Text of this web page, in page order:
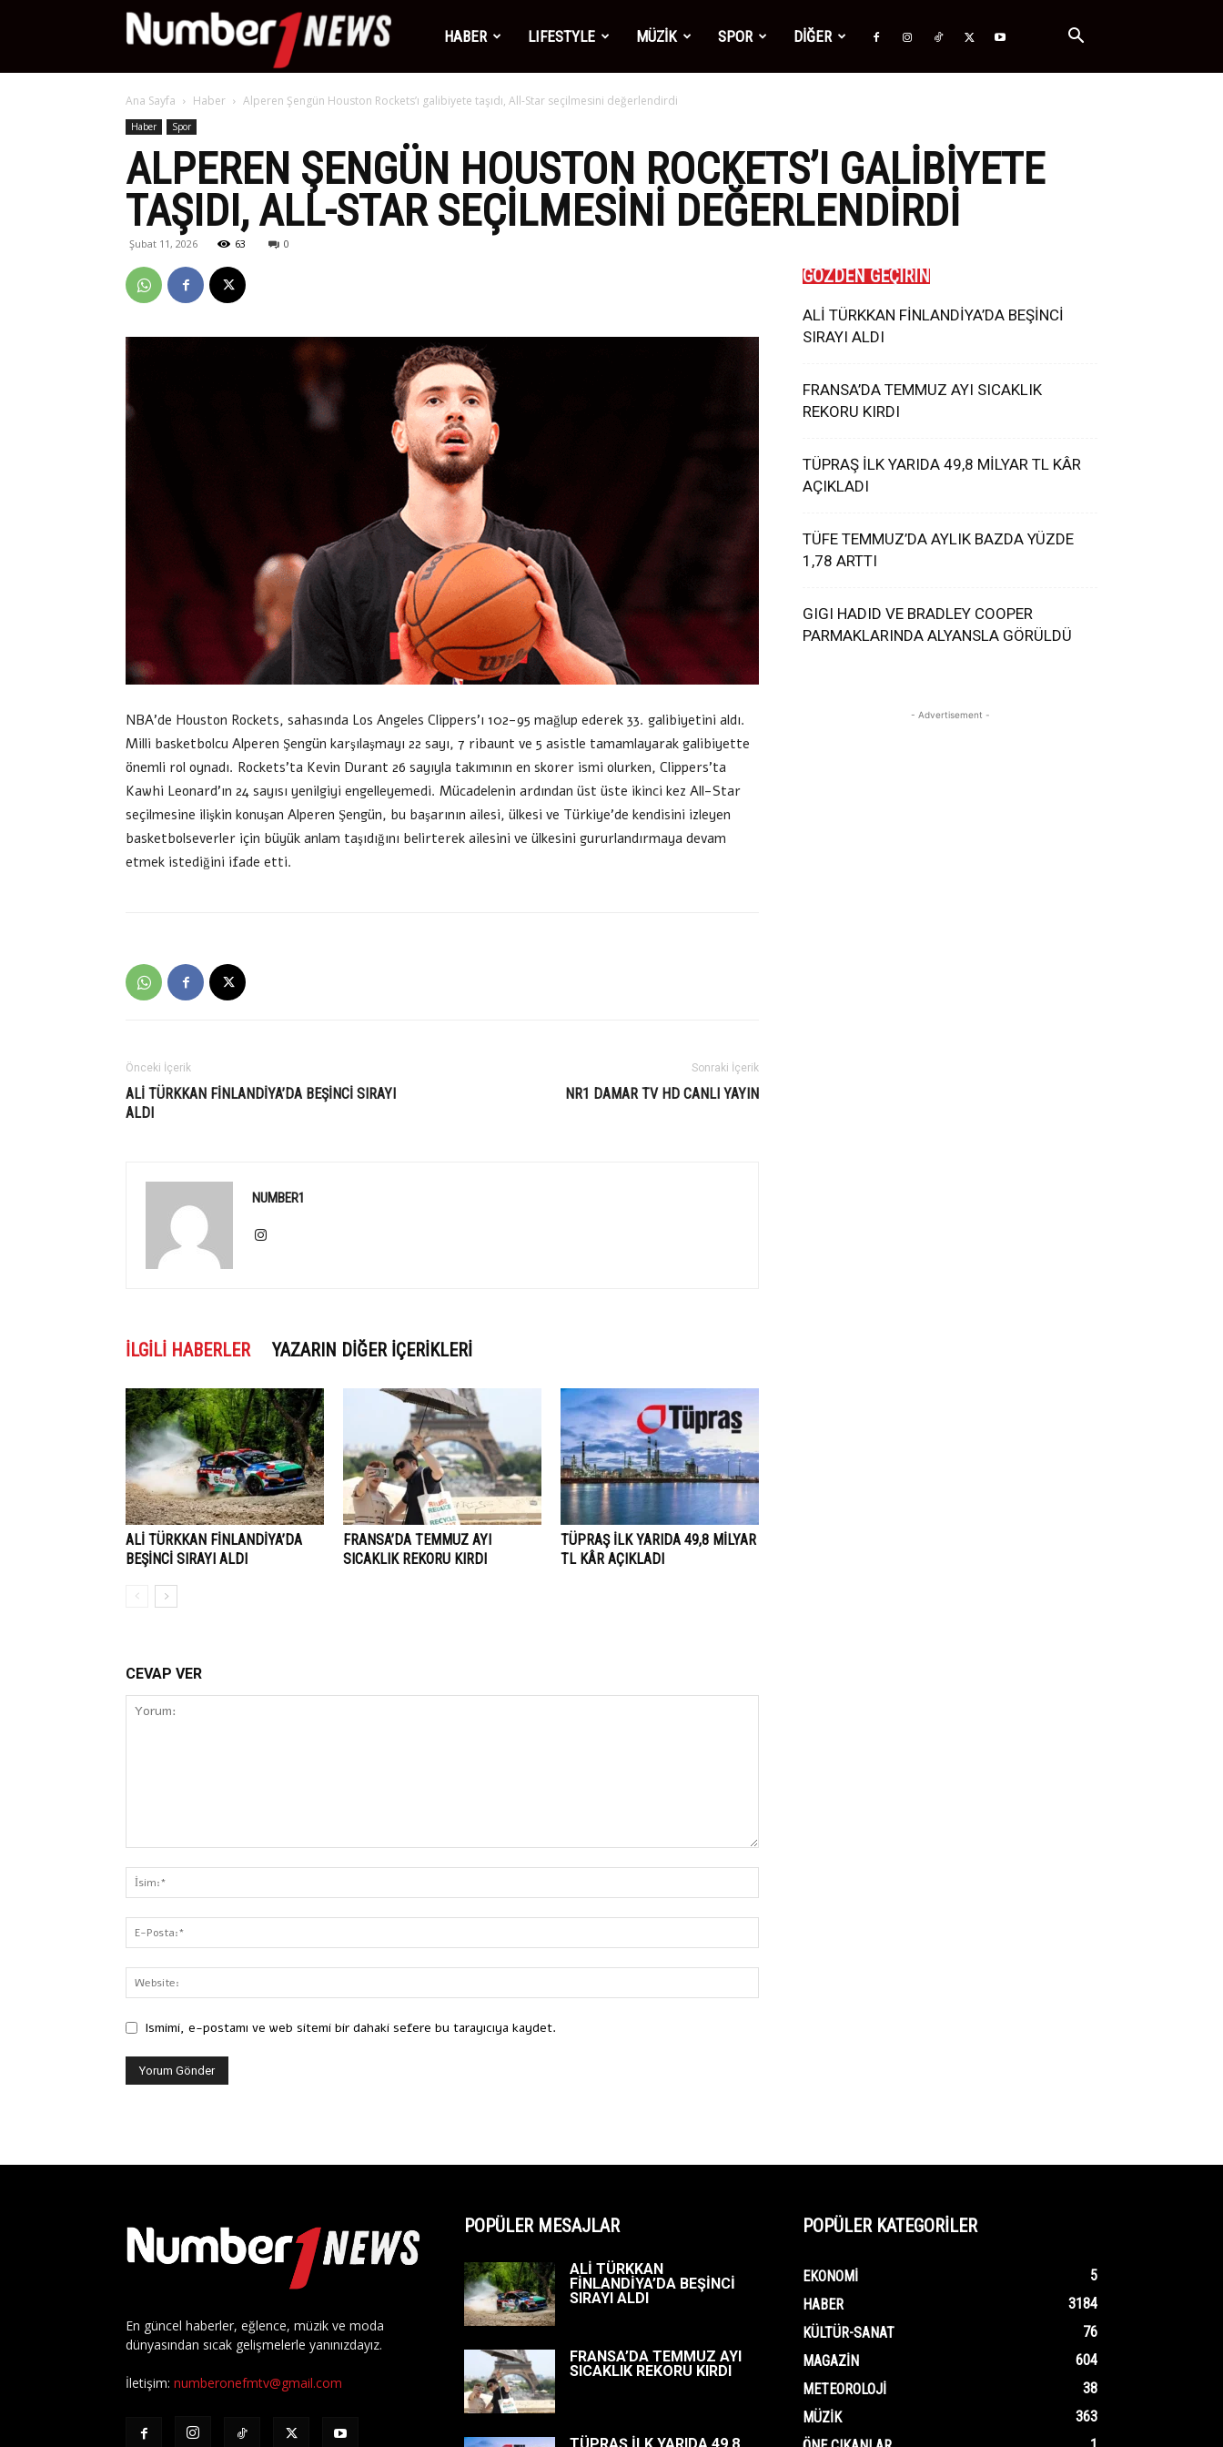
Number1
News
HABER LIFESTYLE MÜZİK SPOR DİĞER
Ana Sayfa Haber Alperen Şengün Houston Rockets’ı galibiyete taşıdı, All-Star seçilmesini değerlendirdi
Haber Spor
ALPEREN ŞENGÜN HOUSTON ROCKETS’I GALIBIYETE
TAŞIDI, ALL-STAR SEÇILMESINI DEĞERLENDIRDI
Şubat 11, 2026 63 0
NBA’de Houston Rockets, sahasında Los Angeles Clippers’ı 102-95 mağlup ederek 33. galibiyetini aldı.
Milli basketbolcu Alperen Şengün karşılaşmayı 22 sayı, 7 ribaunt ve 5 asistle tamamlayarak galibiyette
önemli rol oynadı. Rockets’ta Kevin Durant 26 sayıyla takımının en skorer ismi olurken, Clippers’ta
Kawhi Leonard’ın 24 sayısı yenilgiyi engelleyemedi. Mücadelenin ardından üst üste ikinci kez All-Star
seçilmesine ilişkin konuşan Alperen Şengün, bu başarının ailesi, ülkesi ve Türkiye’de kendisini izleyen
basketbolseverler için büyük anlam taşıdığını belirterek ailesini ve ülkesini gururlandırmaya devam
etmek istediğini ifade etti.
Önceki İçerik
ALİ TÜRKKAN FİNLANDİYA’DA BEŞİNCİ SIRAYI
ALDI
Sonraki İçerik
NR1 DAMAR TV HD CANLI YAYIN
NUMBER1
İLGILI HABERLER YAZARIN DIĞER İÇERIKLERI
ALİ TÜRKKAN FİNLANDİYA’DA
BEŞİNCİ SIRAYI ALDI
FRANSA’DA TEMMUZ AYI
SICAKLIK REKORU KIRDI
TÜPRAŞ İLK YARIDA 49,8 MİLYAR
TL KÂR AÇIKLADI
CEVAP VER
Ismimi, e-postamı ve web sitemi bir dahaki sefere bu tarayıcıya kaydet.
GÖZDEN GEÇİRİN
ALİ TÜRKKAN FİNLANDİYA’DA BEŞİNCİ
SIRAYI ALDI
FRANSA’DA TEMMUZ AYI SICAKLIK
REKORU KIRDI
TÜPRAŞ İLK YARIDA 49,8 MİLYAR TL KÂR
AÇIKLADI
TÜFE TEMMUZ’DA AYLIK BAZDA YÜZDE
1,78 ARTTI
GIGI HADID VE BRADLEY COOPER
PARMAKLARINDA ALYANSLA GÖRÜLDÜ
- Advertisement -
En güncel haberler, eğlence, müzik ve moda
dünyasından sıcak gelişmelerle yanınızdayız.
İletişim: numberonefmtv@gmail.com
POPÜLER MESAJLAR
ALİ TÜRKKAN
FİNLANDİYA’DA BEŞİNCİ
SIRAYI ALDI
FRANSA’DA TEMMUZ AYI
SICAKLIK REKORU KIRDI
POPÜLER KATEGORİLER
EKONOMI
5
HABER
3184
KÜLTÜR-SANAT
76
MAGAZIN
604
METEOROLOJI
38
MÜZIK
363